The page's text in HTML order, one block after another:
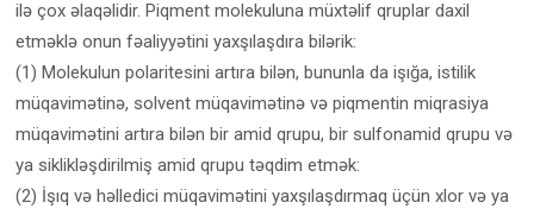
ilə çox əlaqəlidir. Piqment molekuluna müxtəlif qruplar daxil
etməklə onun fəaliyyətini yaxşılaşdıra bilərik:
(1) Molekulun polaritesini artıra bilən, bununla da işığa, istilik
müqavimətinə, solvent müqavimətinə və piqmentin miqrasiya
müqavimətini artıra bilən bir amid qrupu, bir sulfonamid qrupu və
ya siklikləşdirilmiş amid qrupu təqdim etmək:
(2) İşıq və həlledici müqavimətini yaxşılaşdırmaq üçün xlor və ya